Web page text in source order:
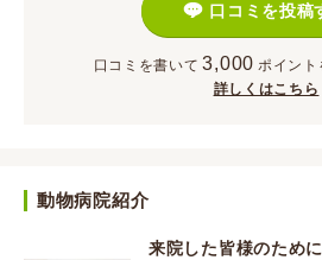
口コミを投稿
口コミを書いて 3,000 ポイント
詳しくはこちら
動物病院紹介
来院した皆様のために